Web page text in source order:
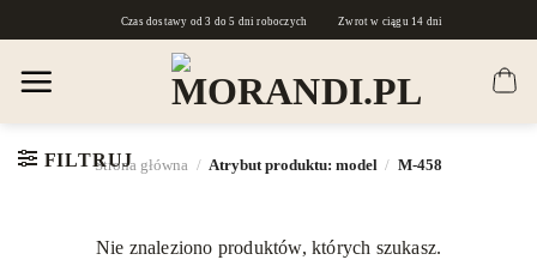
to
content
Czas dostawy od 3 do 5 dni roboczych Zwrot w ciągu 14 dni
Strona główna / Atrybut produktu: model / M-458
FILTRUJ
Nie znaleziono produktów, których szukasz.